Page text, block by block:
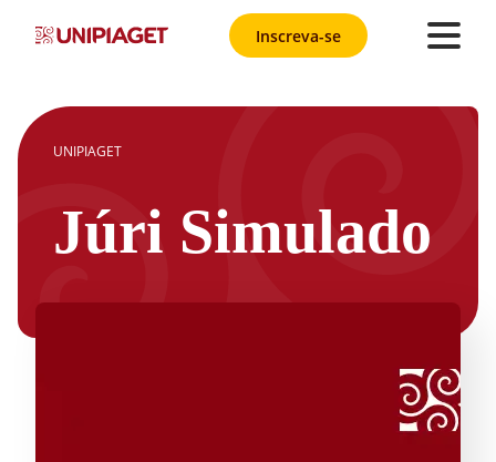
Inscreva-se
UNIPIAGET
Júri Simulado